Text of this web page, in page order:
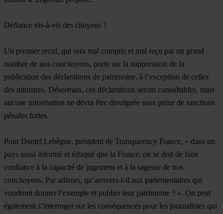
Défiance vis-à-vis des citoyens ?
Un premier recul, qui sera mal compris et mal reçu par un grand
nombre de nos concitoyens, porte sur la suppression de la
publication des déclarations de patrimoine, à l’exception de celles
des ministres. Désormais, ces déclarations seront consultables, mais
aucune information ne devra être divulguée sous peine de sanctions
pénales fortes.
Pour Daniel Lebègue, président de Transparency France, « dans un
pays aussi informé et éduqué que la France, on se doit de faire
confiance à la capacité de jugement et à la sagesse de nos
concitoyens. Par ailleurs, qu’arrivera-t-il aux parlementaires qui
voudront donner l’exemple et publier leur patrimoine ? ». On peut
également s’interroger sur les conséquences pour les journalistes qui